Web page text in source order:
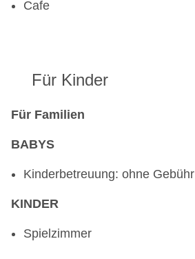
Gesamtanzahl der Zimmer: 108
Cafe
Für Kinder
Für Familien
BABYS
Kinderbetreuung: ohne Gebühr
KINDER
Spielzimmer